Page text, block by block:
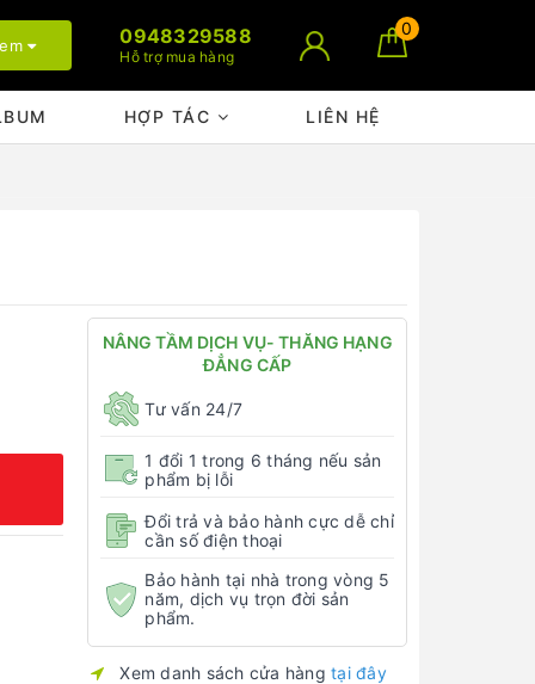
0948329588
Hỗ trợ mua hàng
0
HỢP TÁC LIÊN HỆ
NÂNG TẦM DỊCH VỤ- THĂNG HẠNG
ĐẲNG CẤP
Tư vấn 24/7
1 đổi 1 trong 6 tháng nếu sản
phẩm bị lỗi
Đổi trả và bảo hành cực dễ chỉ
cần số điện thoại
Bảo hành tại nhà trong vòng 5
năm, dịch vụ trọn đời sản
phẩm.
Xem danh sách cửa hàngtại đây